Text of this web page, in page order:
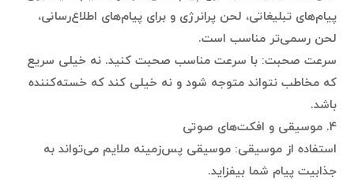
پیام‌های تبلیغاتی، لحن پرانرژی و برای پیام‌های اطلاع‌رسانی،
لحن رسمی‌تر مناسب است.
سرعت صحبت: با سرعت مناسب صحبت کنید. نه خیلی سریع
که مخاطب نتواند متوجه شود و نه خیلی کند که خسته‌کننده
باشد.
۴. موسیقی و افکت‌های صوتی
استفاده از موسیقی: موسیقی پس‌زمینه ملایم می‌تواند به
جذابیت پیام شما بیفزاید.